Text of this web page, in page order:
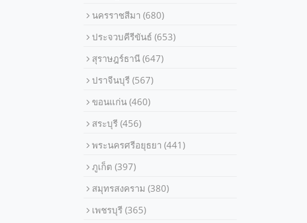
นครราชสีมา
(680)
ประจวบคีรีขันธ์
(653)
สุราษฎร์ธานี
(647)
ปราจีนบุรี
(567)
ขอนแก่น
(460)
สระบุรี
(456)
พระนครศรีอยุธยา
(441)
ภูเก็ต
(397)
สมุทรสงคราม
(380)
เพชรบุรี
(365)